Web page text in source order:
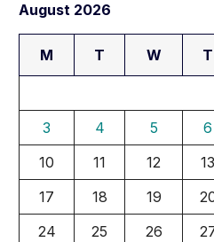
August 2026
M T W T
3
4 5 6
10
11 12 13
17
18 19
24
25 26